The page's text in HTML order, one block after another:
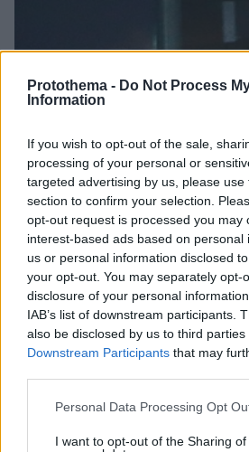
Protothema - Do Not Process
Information
If you wish to opt-out of the sale,
processing of your personal or
targeted advertising by us, please
section to confirm your selection.
opt-out request is processed you may
interest-based ads based on personal
us or personal information disclosed
your opt-out. You may separately opt-
disclosure of your personal
IAB’s list of downstream participants.
also be disclosed by us to third parties
Downstream Participants that may
Please note that this website/app
not limited to your visit or usage
Personal Data Processing Opt
I want to opt-out of the Sharing of
για την επίθεση στη Marfin,